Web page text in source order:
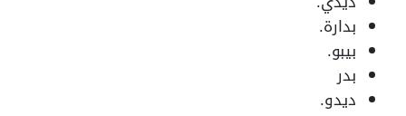
بدارة.
بيبو.
بدر
ديدو.